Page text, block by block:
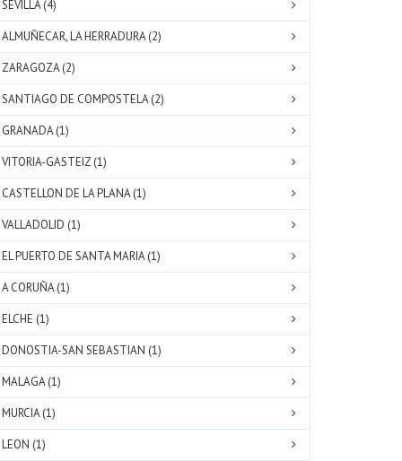
SEVILLA (4)
ALMUÑECAR, LA HERRADURA (2)
ZARAGOZA (2)
SANTIAGO DE COMPOSTELA (2)
GRANADA (1)
VITORIA-GASTEIZ (1)
CASTELLON DE LA PLANA (1)
VALLADOLID (1)
EL PUERTO DE SANTA MARIA (1)
A CORUÑA (1)
ELCHE (1)
DONOSTIA-SAN SEBASTIAN (1)
MALAGA (1)
MURCIA (1)
LEON (1)